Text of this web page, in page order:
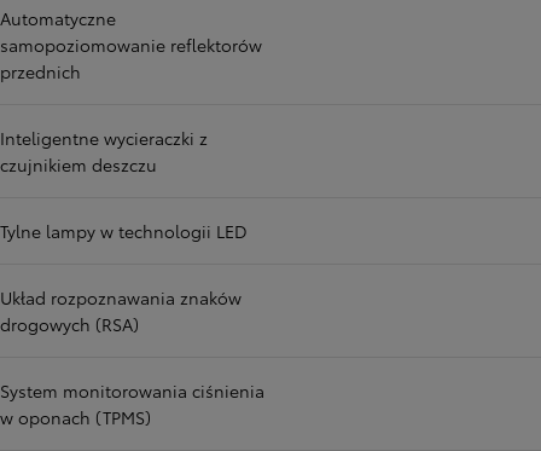
Automatyczne
samopoziomowanie reflektorów
przednich
Inteligentne wycieraczki z
czujnikiem deszczu
Tylne lampy w technologii LED
Układ rozpoznawania znaków
drogowych (RSA)
System monitorowania ciśnienia
w oponach (TPMS)